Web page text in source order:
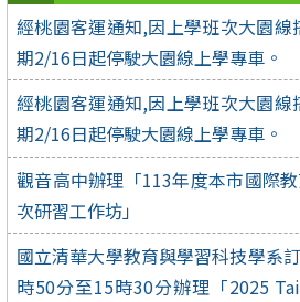
經桃園客運通知,因上學班次大園
期2/16日起停駛大園線上學專車。
經桃園客運通知,因上學班次大園
期2/16日起停駛大園線上學專車。
觀音高中辦理「113年度本市國際
次研習工作坊」
國立清華大學教育與學習科技學系
時50分至15時30分辦理「2025